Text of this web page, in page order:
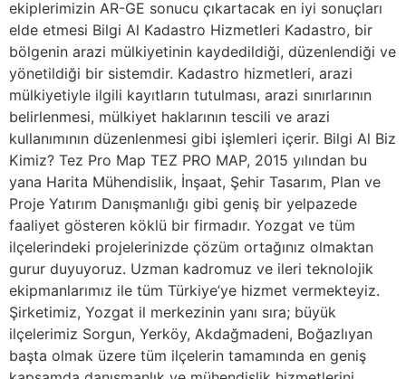
ekiplerimizin AR-GE sonucu çıkartacak en iyi sonuçları
elde etmesi Bilgi Al Kadastro Hizmetleri Kadastro, bir
bölgenin arazi mülkiyetinin kaydedildiği, düzenlendiği ve
yönetildiği bir sistemdir. Kadastro hizmetleri, arazi
mülkiyetiyle ilgili kayıtların tutulması, arazi sınırlarının
belirlenmesi, mülkiyet haklarının tescili ve arazi
kullanımının düzenlenmesi gibi işlemleri içerir. Bilgi Al Biz
Kimiz? Tez Pro Map TEZ PRO MAP, 2015 yılından bu
yana Harita Mühendislik, İnşaat, Şehir Tasarım, Plan ve
Proje Yatırım Danışmanlığı gibi geniş bir yelpazede
faaliyet gösteren köklü bir firmadır. Yozgat ve tüm
ilçelerindeki projelerinizde çözüm ortağınız olmaktan
gurur duyuyoruz. Uzman kadromuz ve ileri teknolojik
ekipmanlarımız ile tüm Türkiye’ye hizmet vermekteyiz.
Şirketimiz, Yozgat il merkezinin yanı sıra; büyük
ilçelerimiz Sorgun, Yerköy, Akdağmadeni, Boğazlıyan
başta olmak üzere tüm ilçelerin tamamında en geniş